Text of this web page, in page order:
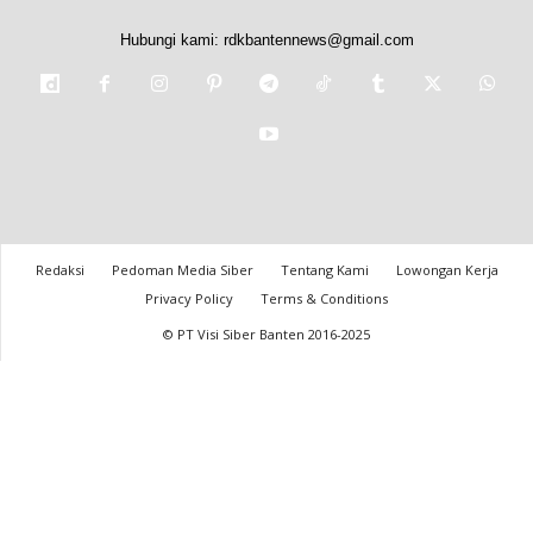
Hubungi kami: rdkbantennews@gmail.com
Redaksi Pedoman Media Siber Tentang Kami
Lowongan Kerja
Privacy Policy
Terms & Conditions
© PT Visi Siber Banten 2016-2025